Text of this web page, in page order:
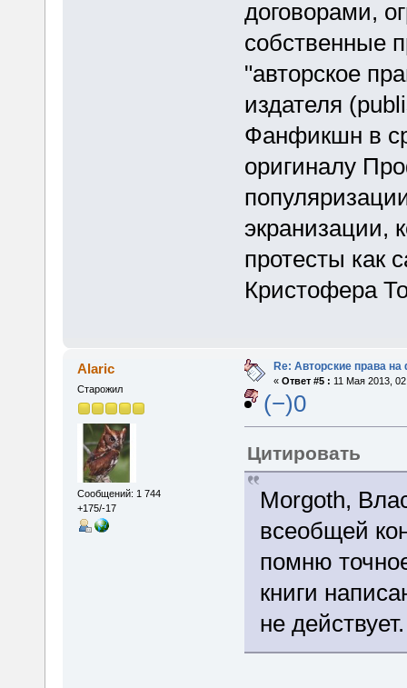
договорами,
собственные
"авторское
издателя
Фанфикшн в
оригиналу
экранизации,
протесты как
Кристофера
Alaric
Старожил
Сообщений: 1 744
+175/-17
Re: Авторские права
« Ответ #5 : 11 Мая 2013,
(−)0
Цитировать
Morgoth,
всеобщей
помню
книги
не действует.